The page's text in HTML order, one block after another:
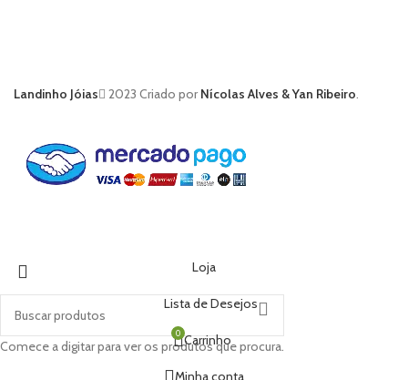
Landinho Jóias 2023 Criado porNícolas Alves & Yan Ribeiro.
Comece a digitar para ver os produtos que procura.
Loja
Lista de Desejos
0 Carrinho
Minha conta